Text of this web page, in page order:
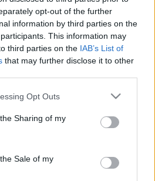
opt-out of the further
information by third parties on the
This information may
third parties on the IAB’s List of
that may further disclose it to other
app uses one or more Google
usage behaviour. You may click to
and its third-party tags to
purposes in below Google
Opt Outs
Sharing of my
Sale of my